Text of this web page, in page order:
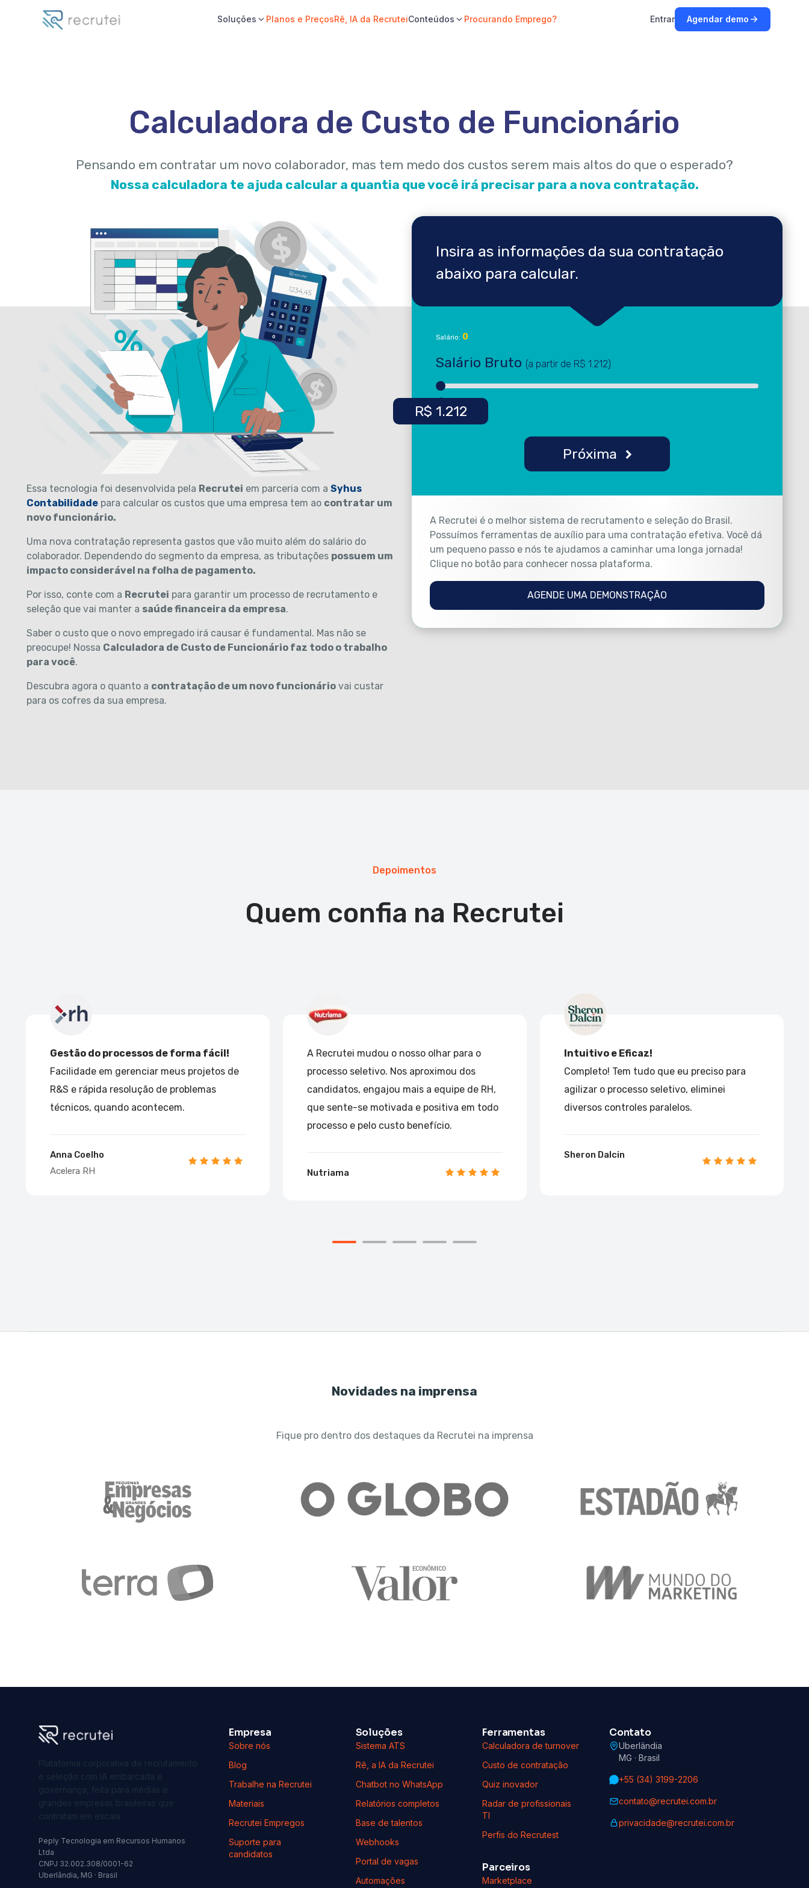
Soluções Planos e PreçosRê, IA da RecruteiConteúdos Procurando Emprego? Entrar Agendar demo
Calculadora de Custo de Funcionário
Pensando em contratar um novo colaborador, mas tem medo dos custos serem mais altos do que o esperado?
Nossa calculadora te ajuda calcular a quantia que você irá precisar para a nova contratação.
Essa tecnologia foi desenvolvida pela Recrutei em parceria com a Syhus
Contabilidade para calcular os custos que uma empresa tem ao contratar um
novo funcionário.
Uma nova contratação representa gastos que vão muito além do salário do
colaborador. Dependendo do segmento da empresa, as tributações possuem um
impacto considerável na folha de pagamento.
Por isso, conte com a Recrutei para garantir um processo de recrutamento e
seleção que vai manter a saúde financeira da empresa.
Saber o custo que o novo empregado irá causar é fundamental. Mas não se
preocupe! Nossa Calculadora de Custo de Funcionário faz todo o trabalho
para você.
Descubra agora o quanto a contratação de um novo funcionário vai custar
para os cofres da sua empresa.
Insira as informações da sua contratação
abaixo para calcular.
Salário: 0
Salário Bruto (a partir de R$ 1.212)
Próxima
A Recrutei é o melhor sistema de recrutamento e seleção do Brasil.
Possuímos ferramentas de auxílio para uma contratação efetiva. Você dá
um pequeno passo e nós te ajudamos a caminhar uma longa jornada!
Clique no botão para conhecer nossa plataforma.
AGENDE UMA DEMONSTRAÇÃO
Depoimentos
Quem confia na Recrutei
Gestão do processos de forma fácil!
Facilidade em gerenciar meus projetos de
R&S e rápida resolução de problemas
técnicos, quando acontecem.
Anna Coelho
Acelera RH
A Recrutei mudou o nosso olhar para o
processo seletivo. Nos aproximou dos
candidatos, engajou mais a equipe de RH,
que sente-se motivada e positiva em todo
processo e pelo custo benefício.
Nutriama
Intuitivo e Eficaz!
Completo! Tem tudo que eu preciso para
agilizar o processo seletivo, eliminei
diversos controles paralelos.
Sheron Dalcin
Novidades na imprensa
Fique pro dentro dos destaques da Recrutei na imprensa
Plataforma corporativa de recrutamento
e seleção com IA embarcada e
governança, feita para médias e
grandes empresas brasileiras que
contratam em escala.
Peply Tecnologia em Recursos Humanos
Ltda
CNPJ 32.002.308/0001-62
Uberlândia, MG · Brasil
Empresa
Sobre nós
Blog
Trabalhe na Recrutei
Materiais
Recrutei Empregos
Suporte para
candidatos
Soluções
Sistema ATS
Rê, a IA da Recrutei
Chatbot no WhatsApp
Relatórios completos
Base de talentos
Webhooks
Portal de vagas
Automações
Ferramentas
Calculadora de turnover
Custo de contratação
Quiz inovador
Radar de profissionais
TI
Perfis do Recrutest
Parceiros
Marketplace
Contato
Uberlândia
MG · Brasil
+55 (34) 3199-2206
contato@recrutei.com.br
privacidade@recrutei.com.br